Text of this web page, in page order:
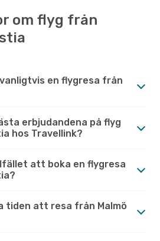
om flyg från
en flygresa från
erbjudandena på flyg
hos Travellink?
att boka en flygresa
tiden att resa från Malmö